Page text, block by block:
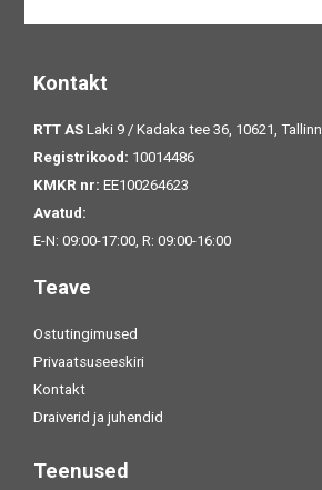
Kontakt
RTT AS Laki 9 / Kadaka tee 36, 10621, Tallinn
Registrikood: 10014486
KMKR nr: EE100264623
Avatud:
E-N: 09:00-17:00, R: 09:00-16:00
Teave
Ostutingimused
Privaatsuseeskiri
Kontakt
Draiverid ja juhendid
Teenused